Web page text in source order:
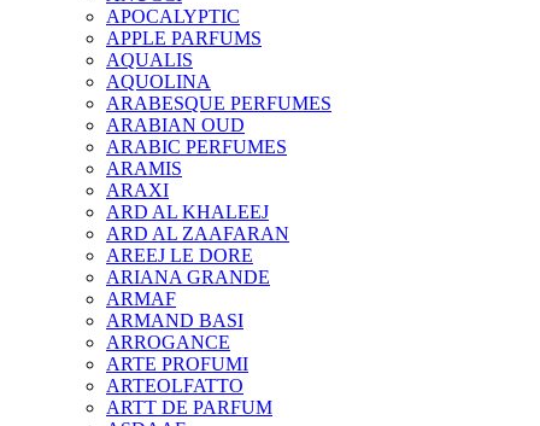
APOCALYPTIC
APPLE PARFUMS
AQUALIS
AQUOLINA
ARABESQUE PERFUMES
ARABIAN OUD
ARABIC PERFUMES
ARAMIS
ARAXI
ARD AL KHALEEJ
ARD AL ZAAFARAN
AREEJ LE DORE
ARIANA GRANDE
ARMAF
ARMAND BASI
ARROGANCE
ARTE PROFUMI
ARTEOLFATTO
ARTT DE PARFUM